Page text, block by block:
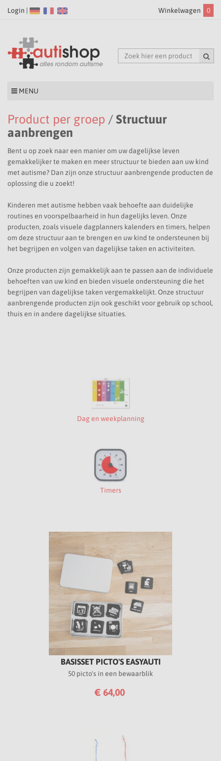
Login | Winkelwagen 0
MENU
Product per groep / Structuur
aanbrengen
Bent u op zoek naar een manier om uw dagelijkse leven
gemakkelijker te maken en meer structuur te bieden aan uw kind
met autisme? Dan zijn onze structuur aanbrengende producten de
oplossing die u zoekt!
Kinderen met autisme hebben vaak behoefte aan duidelijke
routines en voorspelbaarheid in hun dagelijks leven. Onze
producten, zoals visuele dagplanners kalenders en timers, helpen
om deze structuur aan te brengen en uw kind te ondersteunen bij
het begrijpen en volgen van dagelijkse taken en activiteiten.
Onze producten zijn gemakkelijk aan te passen aan de individuele
behoeften van uw kind en bieden visuele ondersteuning die het
begrijpen van dagelijkse taken vergemakkelijkt. Onze structuur
aanbrengende producten zijn ook geschikt voor gebruik op school,
thuis en in andere dagelijkse situaties.
Dag en weekplanning
Timers
BASISSET PICTO'S EASYAUTI
50 picto's in een bewaarblik
€ 64,00